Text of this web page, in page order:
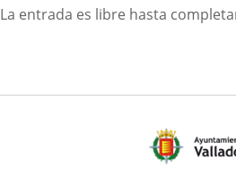
La entrada es libre hasta